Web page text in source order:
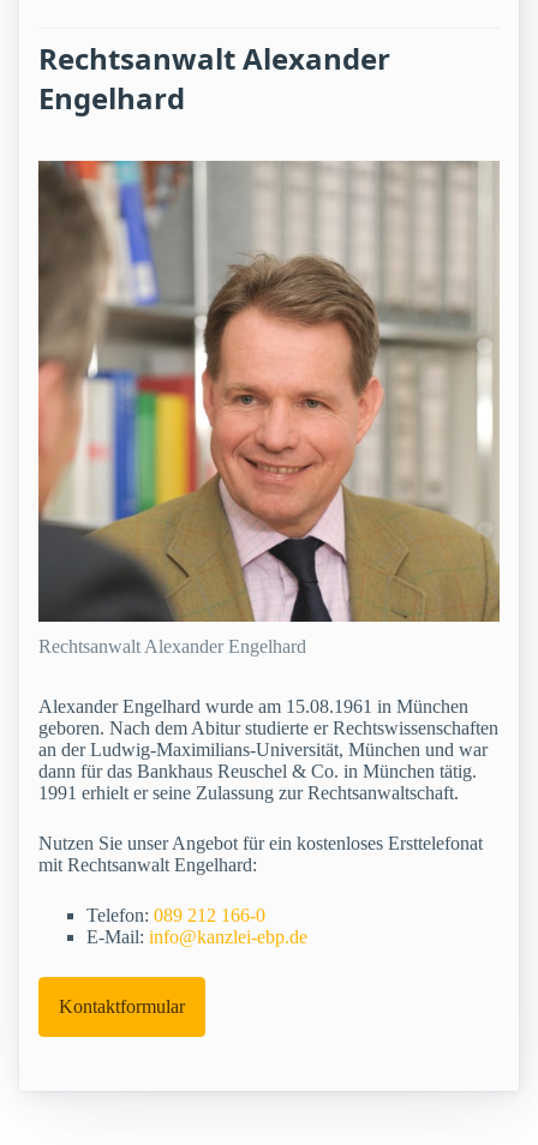
Rechtsanwalt Alexander
Engelhard
Rechtsanwalt Alexander Engelhard
Alexander Engelhard wurde am 15.08.1961 in München
geboren. Nach dem Abitur studierte er Rechtswissenschaften
an der Ludwig-Maximilians-Universität, München und war
dann für das Bankhaus Reuschel & Co. in München tätig.
1991 erhielt er seine Zulassung zur Rechtsanwaltschaft.
Nutzen Sie unser Angebot für ein kostenloses Ersttelefonat
mit Rechtsanwalt Engelhard:
Telefon: 089 212 166-0
E-Mail: info@kanzlei-ebp.de
Kontaktformular